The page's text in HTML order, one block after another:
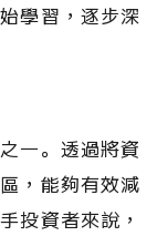
學習，逐步深
一。透過將資
，能夠有效減
投資者來說，